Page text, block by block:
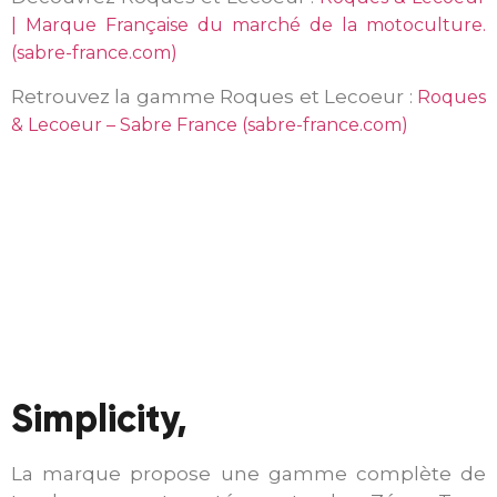
| Marque Française du marché de la motoculture.
(sabre-france.com)
Retrouvez la gamme Roques et Lecoeur : Roques
& Lecoeur – Sabre France (sabre-france.com)
Simplicity,
La marque propose une gamme complète de